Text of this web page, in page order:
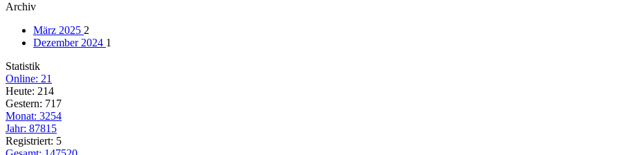
Archiv
März 2025 2
Dezember 2024 1
Statistik
Online: 21
Heute: 214
Gestern: 717
Monat: 3254
Jahr: 87815
Registriert: 5